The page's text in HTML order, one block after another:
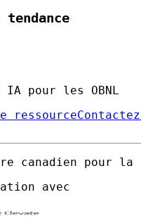
tendance
IA pour les OBNL
ressource
canadien pour
avec